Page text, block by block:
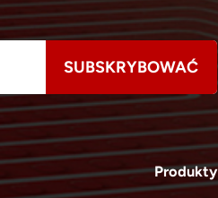
Produkty